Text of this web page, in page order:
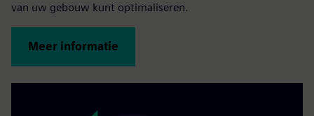
van uw gebouw kunt optimaliseren.
Meer informatie